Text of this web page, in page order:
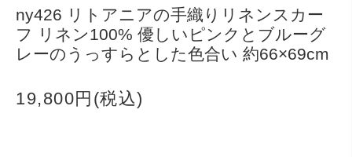
ny426 リトアニアの手織りリネンスカー
フ リネン100% 優しいピンクとブルーグ
レーのうっすらとした色合い 約66×69cm
19,800円(税込)